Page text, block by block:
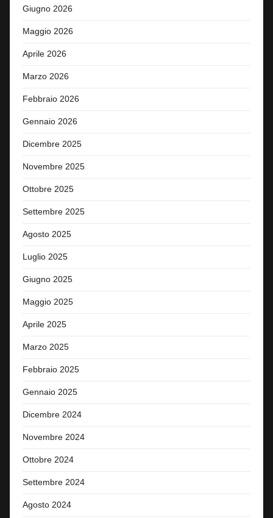
Giugno 2026
Maggio 2026
Aprile 2026
Marzo 2026
Febbraio 2026
Gennaio 2026
Dicembre 2025
Novembre 2025
Ottobre 2025
Settembre 2025
Agosto 2025
Luglio 2025
Giugno 2025
Maggio 2025
Aprile 2025
Marzo 2025
Febbraio 2025
Gennaio 2025
Dicembre 2024
Novembre 2024
Ottobre 2024
Settembre 2024
Agosto 2024